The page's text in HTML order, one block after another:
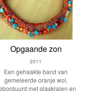
Opgaande zon
2011
Een gehaakte band van
gemeleerde oranje wol,
met glaskralen en